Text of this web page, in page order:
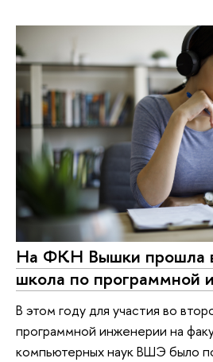
На ФКН Вышки прошла
школа по программной
В этом году для участия во
программной инженерии на
компьютерных наук ВШЭ было